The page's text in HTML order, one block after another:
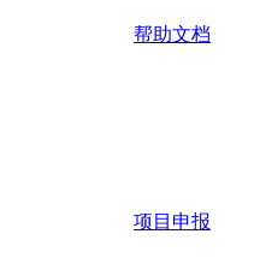
帮助文档
项目申报